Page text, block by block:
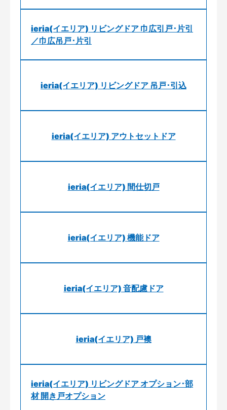
ieria(イエリア) リビングドア 巾広引戸･片引
／巾広吊戸･片引
ieria(イエリア) リビングドア 吊戸･引込
ieria(イエリア) アウトセットドア
ieria(イエリア) 間仕切戸
ieria(イエリア) 機能ドア
ieria(イエリア) 音配慮ドア
ieria(イエリア) 戸襖
ieria(イエリア) リビングドア オプション･部
材 開き戸オプション